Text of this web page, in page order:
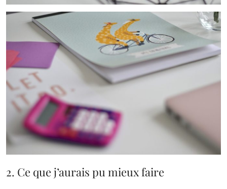
2. Ce que j’aurais pu mieux faire